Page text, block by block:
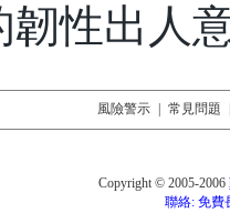
韌性出人
風險警示 常見問題
Copyright © 2005-2006
聯絡: 免費